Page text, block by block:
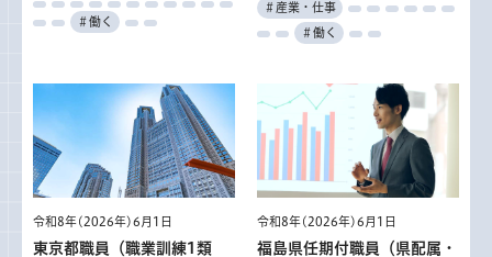
＃働く
＃産業・仕事
＃働く
令和8年(2026年)6月1日
東京都職員（職業訓練1類
令和8年(2026年)6月1日
福島県任期付職員（県配属・